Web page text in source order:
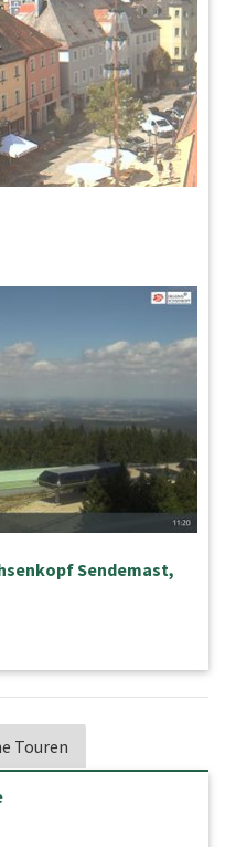
Sendemast,
Touren